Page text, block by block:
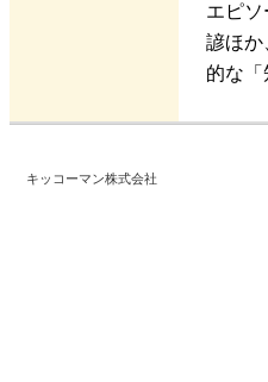
エピ
諺ほか
的な「
キッコーマン株式会社